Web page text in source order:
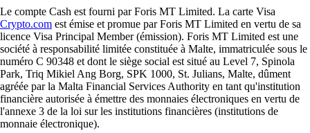
Le compte Cash est fourni par Foris MT Limited. La carte Visa
Crypto.com est émise et promue par Foris MT Limited en vertu de sa
licence Visa Principal Member (émission). Foris MT Limited est une
société à responsabilité limitée constituée à Malte, immatriculée sous le
numéro C 90348 et dont le siège social est situé au Level 7, Spinola
Park, Triq Mikiel Ang Borg, SPK 1000, St. Julians, Malte, dûment
agréée par la Malta Financial Services Authority en tant qu'institution
financière autorisée à émettre des monnaies électroniques en vertu de
l'annexe 3 de la loi sur les institutions financières (institutions de
monnaie électronique).